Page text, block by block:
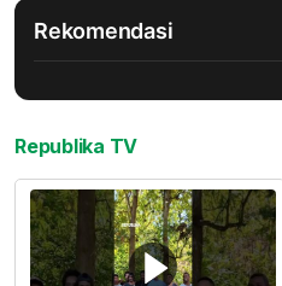
Rekomendasi
Republika TV